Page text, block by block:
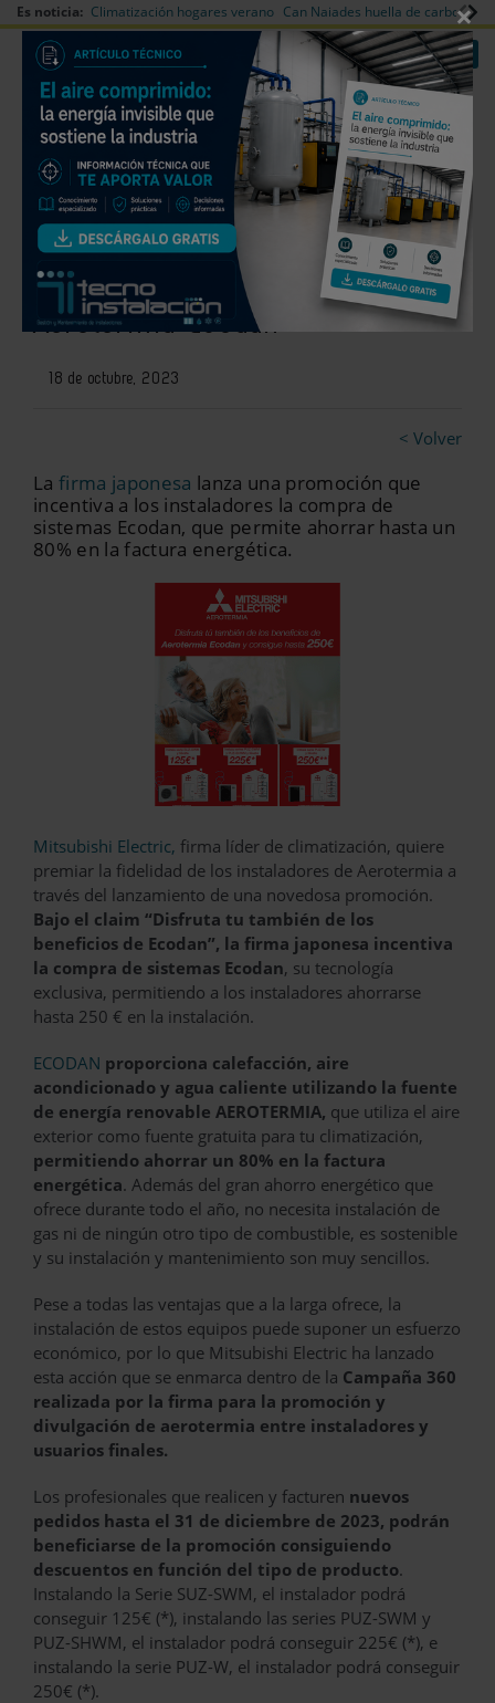
Es noticia: Climatización hogares verano Can Naiades huella de carbono
Redes Sociales Es noticia Login empresas Registro
Mitsubishi Electric premia la
fidelidad de los instaladores de
Aerotermia Ecodan
18 de octubre, 2023
< Volver
La firma japonesa lanza una promoción que
incentiva a los instaladores la compra de
sistemas Ecodan, que permite ahorrar hasta un
80% en la factura energética.
Mitsubishi Electric, firma líder de climatización, quiere
premiar la fidelidad de los instaladores de Aerotermia a
través del lanzamiento de una novedosa promoción.
Bajo el claim “Disfruta tu también de los
beneficios de Ecodan”, la firma japonesa incentiva
la compra de sistemas Ecodan, su tecnología
exclusiva, permitiendo a los instaladores ahorrarse
hasta 250 € en la instalación.
ECODAN proporciona calefacción, aire
acondicionado y agua caliente utilizando la fuente
de energía renovable AEROTERMIA, que utiliza el aire
exterior como fuente gratuita para tu climatización,
permitiendo ahorrar un 80% en la factura
energética. Además del gran ahorro energético que
ofrece durante todo el año, no necesita instalación de
gas ni de ningún otro tipo de combustible, es sostenible
y su instalación y mantenimiento son muy sencillos.
Pese a todas las ventajas que a la larga ofrece, la
instalación de estos equipos puede suponer un esfuerzo
económico, por lo que Mitsubishi Electric ha lanzado
esta acción que se enmarca dentro de la Campaña 360
realizada por la firma para la promoción y
divulgación de aerotermia entre instaladores y
usuarios finales.
Los profesionales que realicen y facturen nuevos
pedidos hasta el 31 de diciembre de 2023, podrán
beneficiarse de la promoción consiguiendo
descuentos en función del tipo de producto.
Instalando la Serie SUZ-SWM, el instalador podrá
conseguir 125€ (*), instalando las series PUZ-SWM y
PUZ-SHWM, el instalador podrá conseguir 225€ (*), e
instalando la serie PUZ-W, el instalador podrá conseguir
250€ (*).
×